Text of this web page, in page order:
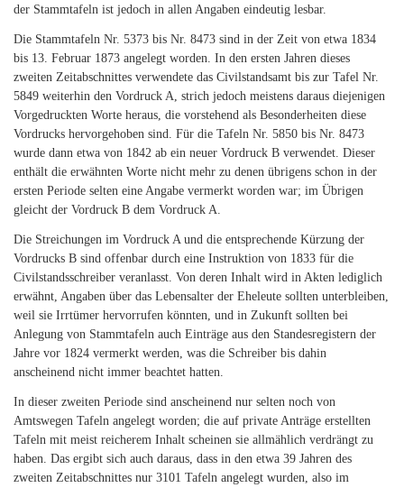
der Stammtafeln ist jedoch in allen Angaben eindeutig lesbar.
Die Stammtafeln Nr. 5373 bis Nr. 8473 sind in der Zeit von etwa 1834
bis 13. Februar 1873 angelegt worden. In den ersten Jahren dieses
zweiten Zeitabschnittes verwendete das Civilstandsamt bis zur Tafel Nr.
5849 weiterhin den Vordruck A, strich jedoch meistens daraus diejenigen
Vorgedruckten Worte heraus, die vorstehend als Besonderheiten diese
Vordrucks hervorgehoben sind. Für die Tafeln Nr. 5850 bis Nr. 8473
wurde dann etwa von 1842 ab ein neuer Vordruck B verwendet. Dieser
enthält die erwähnten Worte nicht mehr zu denen übrigens schon in der
ersten Periode selten eine Angabe vermerkt worden war; im Übrigen
gleicht der Vordruck B dem Vordruck A.
Die Streichungen im Vordruck A und die entsprechende Kürzung der
Vordrucks B sind offenbar durch eine Instruktion von 1833 für die
Civilstandsschreiber veranlasst. Von deren Inhalt wird in Akten lediglich
erwähnt, Angaben über das Lebensalter der Eheleute sollten unterbleiben,
weil sie Irrtümer hervorrufen könnten, und in Zukunft sollten bei
Anlegung von Stammtafeln auch Einträge aus den Standesregistern der
Jahre vor 1824 vermerkt werden, was die Schreiber bis dahin
anscheinend nicht immer beachtet hatten.
In dieser zweiten Periode sind anscheinend nur selten noch von
Amtswegen Tafeln angelegt worden; die auf private Anträge erstellten
Tafeln mit meist reicherem Inhalt scheinen sie allmählich verdrängt zu
haben. Das ergibt sich auch daraus, dass in den etwa 39 Jahren des
zweiten Zeitabschnittes nur 3101 Tafeln angelegt wurden, also im